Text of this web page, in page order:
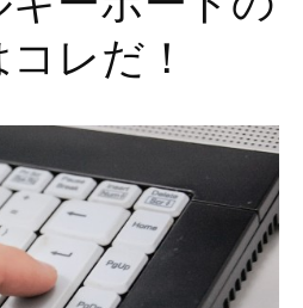
レだ！